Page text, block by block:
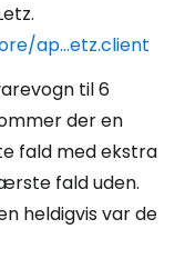
ap...etz.client
til 6
der en
fald med ekstra
fald uden.
heldigvis var de